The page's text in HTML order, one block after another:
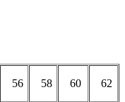
56 58 60 62